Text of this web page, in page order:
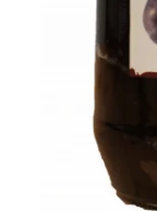
PRODUSE ECO /
PRODUSE
COSMETICE
REMEDII
TOATE PRODUSELE